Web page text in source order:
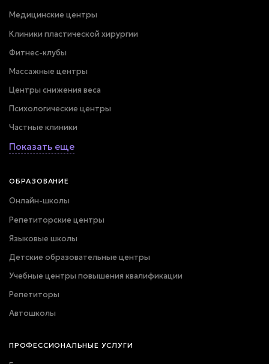
Медицинские центры
Клиники пластической хирургии
Фитнес-клубы
Массажные центры
Центры снижения веса
Психологические центры
Частные клиники
Показать еще
ОБРАЗОВАНИЕ
Онлайн-школы
Репетиторские центры
Языковые школы
Детские образовательные центры
Учебные центры повышения квалификации
Репетиторы
Автошколы
ПРОФЕССИОНАЛЬНЫЕ УСЛУГИ